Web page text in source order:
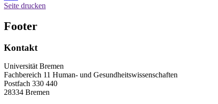
Seite drucken
Footer
Kontakt
Universität Bremen
Fachbereich 11 Human- und Gesundheitswissenschaften
Postfach 330 440
28334 Bremen